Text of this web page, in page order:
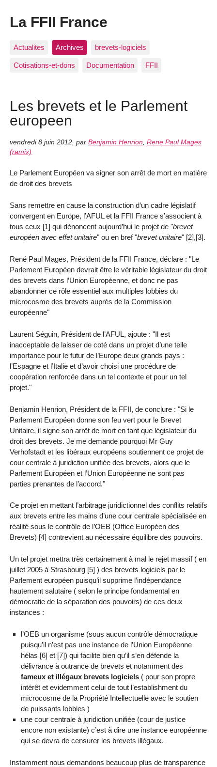
La FFII France
Actualites Archives brevets-logiciels
Cotisations-et-dons Documentation FFII
Les brevets et le Parlement
europeen
vendredi 8 juin 2012 par Benjamin Henrion Rene Paul Mages
(ramix)
Le Parlement Européen va signer son arrêt de mort en matière
de droit des brevets
Sans remettre en cause la construction d’un cadre législatif
convergent en Europe, l’AFUL et la FFII France s’associent à
tous ceux [1] qui dénoncent aujourd’hui le projet de "brevet
européen avec effet unitaire" ou en bref "brevet unitaire" [2],[3].
René Paul Mages, Président de la FFII France, déclare : "Le
Parlement Européen devrait être le véritable législateur du droit
des brevets dans l’Union Européenne, et donc ne pas
abandonner ce rôle essentiel aux multiples lobbies du
microcosme des brevets auprès de la Commission
européenne"
Laurent Séguin, Président de l’AFUL, ajoute : "Il est
inacceptable de laisser de coté dans un projet d’une telle
importance pour le futur de l’Europe deux grands pays :
l’Espagne et l’Italie et d’avoir choisi une procédure de
coopération renforcée dans un tel contexte et pour un tel
projet."
Benjamin Henrion, Président de la FFII, de conclure : "Si le
Parlement Européen donne son feu vert pour le Brevet
Unitaire, il signe son arrêt de mort en tant que législateur du
droit des brevets. Je me demande pourquoi Mr Guy
Verhofstadt et les libéraux européens soutiennent ce projet de
cour centrale à juridiction unifiée des brevets, alors que le
Parlement Européen et l’Union Européenne ne sont pas
parties prenantes de l’accord."
Ce projet en mettant l’arbitrage juridictionnel des conflits relatifs
aux brevets entre les mains d’une cour centrale spécialisée en
réalité sous le contrôle de l’OEB (Office Européen des
Brevets) [4] contrevient au nécessaire équilibre des pouvoirs.
Un tel projet mettra très certainement à mal le rejet massif ( en
juillet 2005 à Strasbourg [5] ) des brevets logiciels par le
Parlement européen puisqu’il supprime l’indépendance
hautement salutaire ( selon le principe fondamental en
démocratie de la séparation des pouvoirs) de ces deux
instances :
l’OEB un organisme (sous aucun contrôle démocratique
puisqu’il n’est pas une instance de l’Union Européenne
hélas [6] et [7]) qui facilite bien qu’il s’en défende la
délivrance à outrance de brevets et notamment des
fameux et illégaux brevets logiciels( pour son propre
intérêt et evidemment celui de tout l’establishment du
microcosme de la Propriété Intellectuelle avec le soutien
de puissants lobbies )
une cour centrale à juridiction unifiée (cour de justice
encore non existante) c’est à dire une instance européenne
qui se devra de censurer les brevets illégaux.
Instamment nous demandons beaucoup plus de transparence